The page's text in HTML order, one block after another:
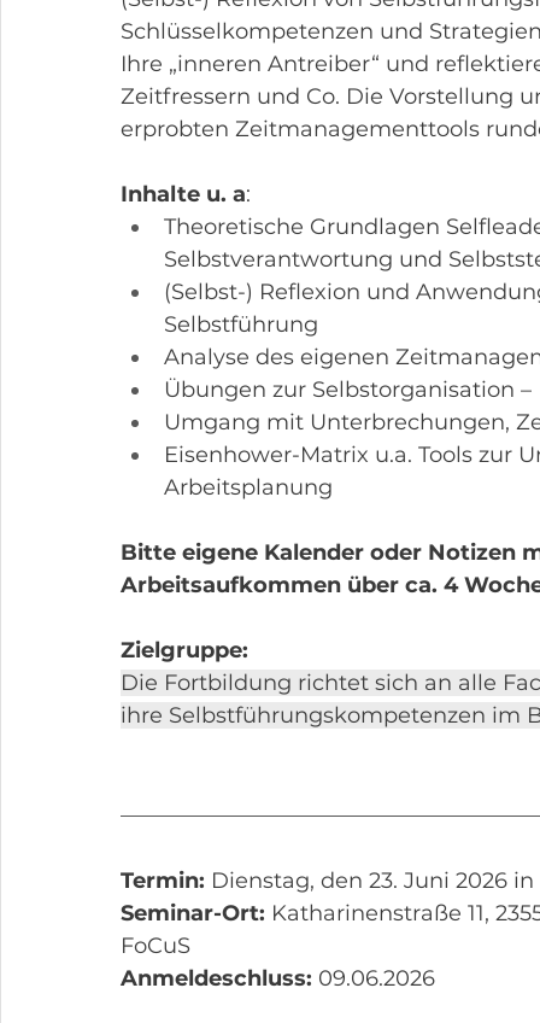
Schlüsselkompetenzen und
Ihre „inneren Antreiber“ und
Zeitfressern und Co. Die Vorstellung
erprobten Zeitmanagementtools
Inhalte u. a:
Theoretische Grundlagen
Selbstverantwortung und
(Selbst-) Reflexion und
Selbstführung
Analyse des eigenen
Übungen zur Selbstorganisation
Umgang mit Unterbrechungen,
Eisenhower-Matrix u.a. Tools zur
Arbeitsplanung
Bitte eigene Kalender oder Notizen
Arbeitsaufkommen über ca. 4
Zielgruppe:
Die Fortbildung richtet sich an alle
ihre Selbstführungskompetenzen im
Termin: Dienstag, den 23. Juni 2026
Seminar-Ort: Katharinenstraße 11,
FoCuS
Anmeldeschluss: 09.06.2026